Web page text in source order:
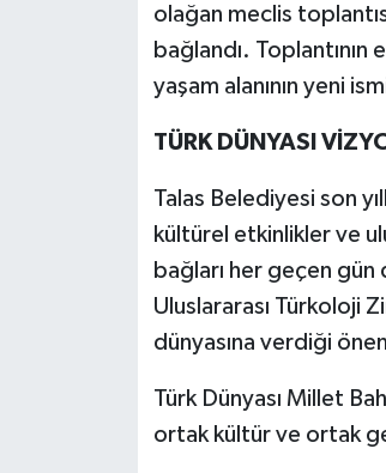
olağan meclis
bağlandı.
yaşam alanının yeni
TÜRK DÜNYASI
Talas Belediyesi son
kültürel etkinlikler ve
bağları her geçen
Uluslararası Türkoloji
dünyasına verdiği
Türk Dünyası Millet
ortak kültür ve ortak